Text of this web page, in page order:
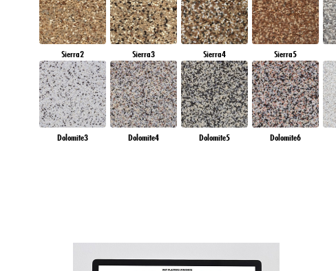
Sierra2 Sierra3 Sierra4 Sierra5
Dolomite3 Dolomite4 Dolomite5 Dolomite6